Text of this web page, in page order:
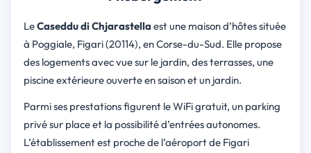
LeCaseddu di Chjarastellaest une maison d’hôtes située
à Poggiale, Figari (20114), en Corse-du-Sud. Elle propose
des logements avec vue sur le jardin, des terrasses, une
piscine extérieure ouverte en saison et un jardin.
Parmi ses prestations figurent le WiFi gratuit, un parking
privé sur place et la possibilité d’entrées autonomes.
L’établissement est proche de l’aéroport de Figari